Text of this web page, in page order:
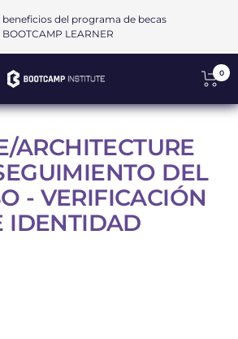
beneficios del programa de becas
BOOTCAMP LEARNER
Bootcamp
SAPI
de
CV
0
ARCHITECTURE
DEL
- VERIFICACIÓN
IDENTIDAD